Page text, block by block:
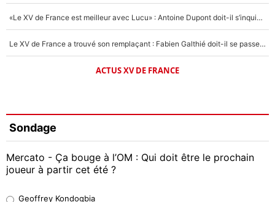
«Le XV de France est meilleur avec Lucu» : Antoine Dupont doit-il s’inquiéter pour sa place ?
Le XV de France a trouvé son remplaçant : Fabien Galthié doit-il se passer d'Antoine Dupont ?
ACTUS XV DE FRANCE
Sondage
Mercato - Ça bouge à l’OM : Qui doit être le prochain
joueur à partir cet été ?
Geoffrey Kondogbia